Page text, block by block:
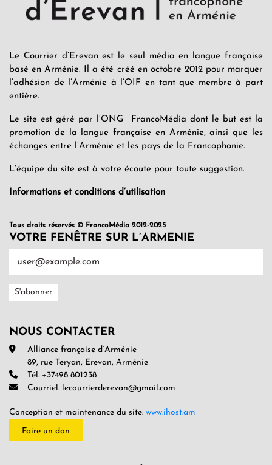
Le Courrier d’Erevan est le seul média en langue française
basé en Arménie. Il a été créé en octobre 2012 pour marquer
l’adhésion de l’Arménie à l’OIF en tant que membre à part
entière.
Le site est géré par l’ONG FrancoMédia dont le but est la
promotion de la langue française en Arménie, ainsi que les
échanges entre l’Arménie et les pays de la Francophonie.
L’équipe du site est à votre écoute pour toute suggestion.
Informations et conditions d’utilisation
Tous droits réservés © FrancoMédia 2012-2025
VOTRE FENÊTRE SUR L’ARMENIE
NOUS CONTACTER
Alliance française d’Arménie
89, rue Teryan, Erevan, Arménie
Tél. +37498 801238
Courriel. lecourrierderevan@gmail.com
Conception et maintenance du site: www.ihost.am
Faire un don